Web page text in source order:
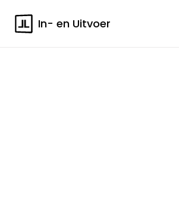
In- en Uitvoer